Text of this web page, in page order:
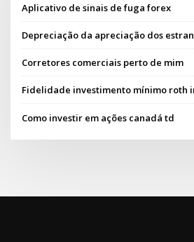
Aplicativo de sinais de fuga forex
Depreciação da apreciação dos
Corretores comerciais perto de mim
Fidelidade investimento mínimo roth
Como investir em ações canadá td